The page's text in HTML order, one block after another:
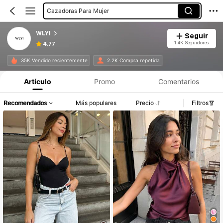
Cazadoras Para Mujer
Blusas Y Camisas De Mujer
WLYI
4.77
Seguir
1.4K Seguidores
35K Vendido recientemente 2.2K Compra repetida
Artículo Promo Comentarios
Recomendados Más populares Precio Filtros